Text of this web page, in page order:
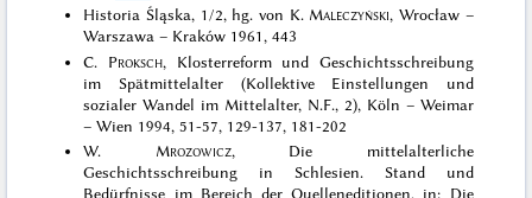
Historia Śląska, 1/2, hg. von K. Maleczyński, Wrocław –
Warszawa – Kraków 1961, 443
C. Proksch, Klosterreform und Geschichtsschreibung
im Spätmittelalter (Kollektive Einstellungen und
sozialer Wandel im Mittelalter, N.F., 2), Köln – Weimar
– Wien 1994, 51-57, 129-137, 181-202
W. Mrozowicz, Die mittelalterliche
Geschichtsschreibung in Schlesien. Stand und
Bedürfnisse im Bereich der Quelleneditionen, in: Die